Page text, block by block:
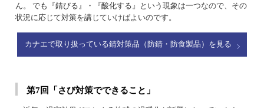
ん。 でも『錆びる』・『酸化する』という現象は一つなので、その
状況に応じて対策を講じていけばよいのです。
カナエで取り扱っている錆対策品（防錆・防食製品）を見る
第7回「さび対策でできること」